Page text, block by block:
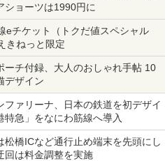
ショーツは1990円に
eチケット（トクだ値スペシャル
きねっと限定
ーチ付録、大人のおしゃれ手帖 10
デザイン
ァリーナ、日本の鉄道を初デザイ
特急」をなにわ筋線へ導入
橋ICなど通行止め端末を先頭にし
回は料金調整を実施